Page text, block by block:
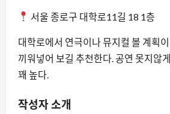
서울 종로구 대학로11길 18 1층
대학로에서 연극이나 뮤지컬 볼 계획
끼워넣어 보길 추천한다. 공연 못지않
꽤 높다.
작성자 소개